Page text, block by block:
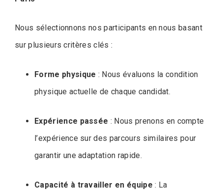
Nous sélectionnons nos participants en nous basant
sur plusieurs critères clés :
Forme physique : Nous évaluons la condition
physique actuelle de chaque candidat.
Expérience passée : Nous prenons en compte
l’expérience sur des parcours similaires pour
garantir une adaptation rapide.
Capacité à travailler en équipe : La